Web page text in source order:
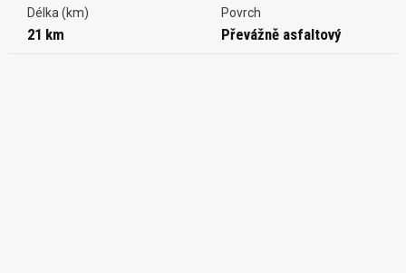
Délka (km)
21 km
Povrch
Převážně asfaltový